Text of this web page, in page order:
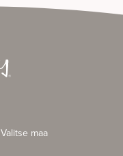
Valitse maa